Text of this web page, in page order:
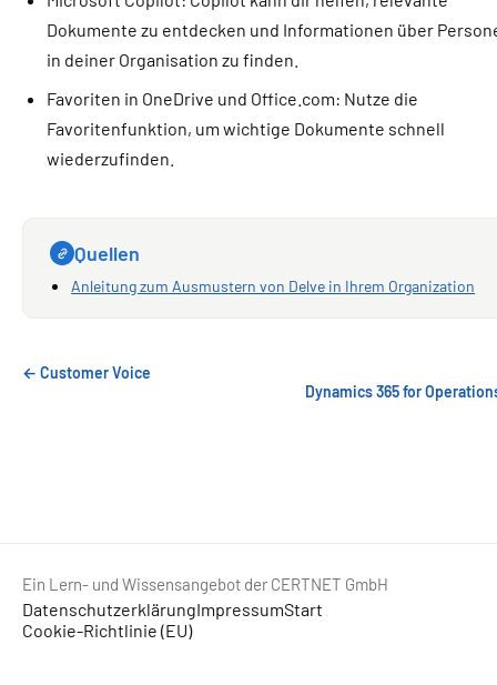
Dokumente zu entdecken und Informationen über
in deiner Organisation zu finden.
Favoriten in OneDrive und Office.com: Nutze die
Favoritenfunktion, um wichtige Dokumente schnell
wiederzufinden.
Quellen
Anleitung zum Ausmustern von Delve in Ihrem Organization
← Customer Voice
Dynamics 365 for
Ein Lern- und Wissensangebot der CERTNET GmbH
DatenschutzerklärungImpressumStart
Cookie-Richtlinie (EU)